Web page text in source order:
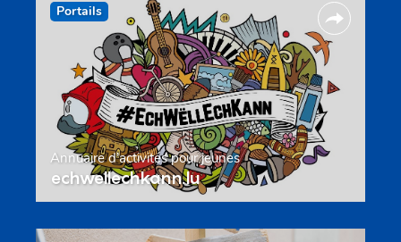
Portails
Annuaire d’activités pour jeunes
echwellechkann.lu